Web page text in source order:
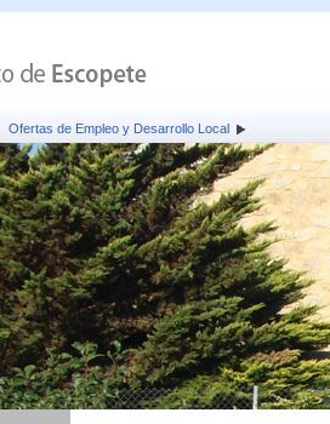
Ofertas de Empleo y Desarrollo Local